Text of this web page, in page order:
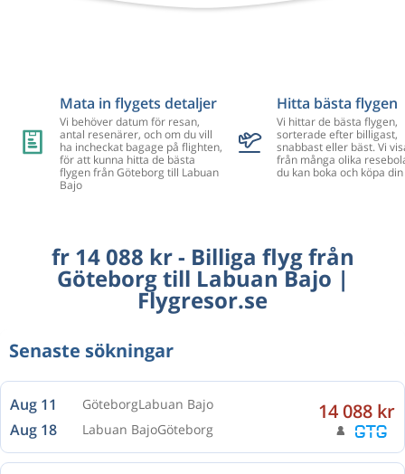
Mata in flygets detaljer
Vi behöver datum för resan,
antal resenärer, och om du vill
ha incheckat bagage på flighten,
för att kunna hitta de bästa
flygen från Göteborg till Labuan
Bajo
Hitta bästa flygen
Vi hittar de bästa flygen,
sorterade efter billigast,
snabbast eller bäst. Vi
från många olika
du kan boka och köpa
fr 14 088 kr - Billiga flyg från
Göteborg till Labuan Bajo |
Flygresor.se
Senaste sökningar
Aug 11 GöteborgLabuan Bajo
Aug 18 Labuan BajoGöteborg
14 088 kr